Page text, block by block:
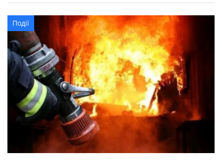
КАБами окупанти атакували Васильківську громаду.
Постраждала людина. Сталися пожежі. Пошкоджені 7
приватних будинків, гімназія, господарська споруда,
магазин, мотоцикл. По Петропавлівській громаді вранці
вдарили БпЛА.
Події